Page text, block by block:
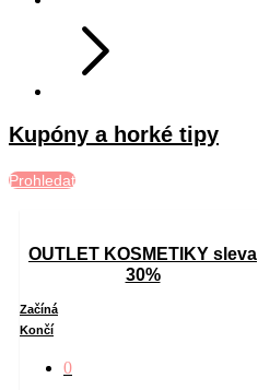
Kupóny a horké tipy
Prohledat
OUTLET KOSMETIKY sleva
30%
Začíná
Končí
0